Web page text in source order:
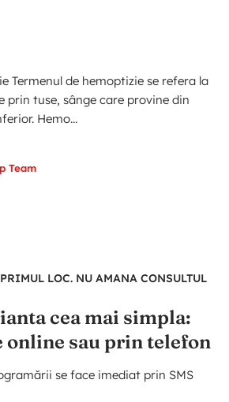
Termenul de hemoptizie se refera la
prin tuse, sânge care provine din
Hemo...
Team
LOC. NU AMANA CONSULTUL
cea mai simpla:
online sau prin telefon
se face imediat prin SMS